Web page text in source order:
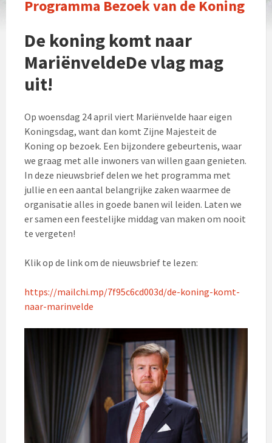
Programma Bezoek van de Koning
De koning komt naar
MariënveldeDe vlag mag
uit!
Op woensdag 24 april viert Mariënvelde haar eigen
Koningsdag, want dan komt Zijne Majesteit de
Koning op bezoek. Een bijzondere gebeurtenis, waar
we graag met alle inwoners van willen gaan genieten.
In deze nieuwsbrief delen we het programma met
jullie en een aantal belangrijke zaken waarmee de
organisatie alles in goede banen wil leiden. Laten we
er samen een feestelijke middag van maken om nooit
te vergeten!
Klik op de link om de nieuwsbrief te lezen:
https://mailchi.mp/7f95c6cd003d/de-koning-komt-
naar-marinvelde